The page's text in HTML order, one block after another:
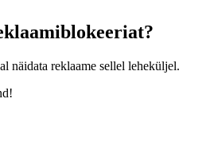
näidata reklaame sellel leheküljel.